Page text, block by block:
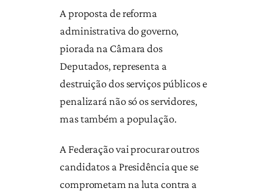
A proposta de reforma
administrativa do governo,
piorada na Câmara dos
Deputados, representa a
destruição dos serviços públicos e
penalizará não só os servidores,
mas também a população.
A Federação vai procurar outros
candidatos a Presidência que se
comprometam na luta contra a